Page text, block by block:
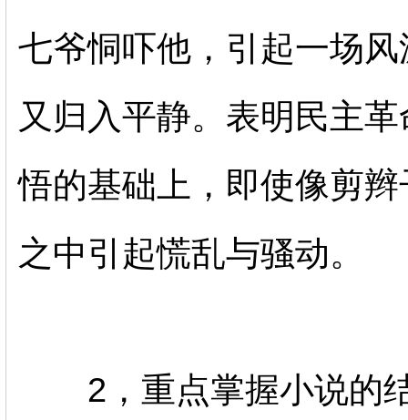
七爷恫吓他，引起一场
又归入平静。表明民主
悟的基础上，即使像剪
之中引起慌乱与骚动。
2，重点掌握小说的